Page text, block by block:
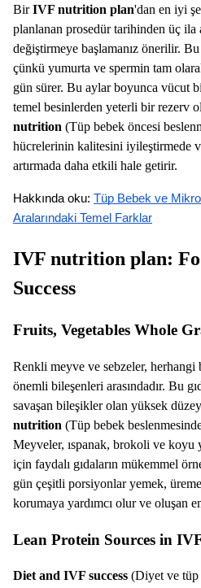
BirIVF nutrition plan'dan en iyi
planlanan prosedür tarihinden üç ila
değiştirmeye başlamanız önerilir.
çünkü yumurta ve spermin tam
gün sürer. Bu aylar boyunca vücut
temel besinlerden yeterli bir rezerv
nutrition (Tüp bebek öncesi
hücrelerinin kalitesini iyileştirmede
artırmada daha etkili hale getirir.
Hakkında oku: Tüp Bebek ve
Aralarındaki Temel Farklar
IVF nutrition plan:
Success
Fruits, Vegetables Whole
Renkli meyve ve sebzeler, herhangi
önemli bileşenleri arasındadır. Bu
savaşan bileşikler olan yüksek
nutrition (Tüp bebek
Meyveler, ıspanak, brokoli ve koyu
için faydalı gıdaların mükemmel
gün çeşitli porsiyonlar yemek,
korumaya yardımcı olur ve oluşan
Lean Protein Sources in
Diet and IVF success (Diyet ve tüp